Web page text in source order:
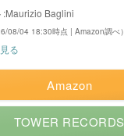
:Maurizio Baglini
08/04 18:30時点 | Amazon調べ）
る
Amazon
TOWER RECORDS